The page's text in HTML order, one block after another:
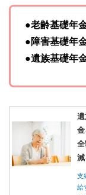
●老齢基礎年
●障害基礎年
●遺族基礎年
遺
金
全
減
支
給